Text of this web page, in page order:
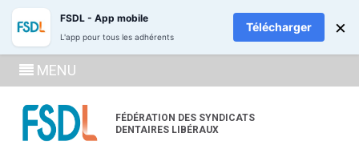
FÉDÉRATION DES SYNDICATS
DENTAIRES LIBÉRAUX
ADHÉREZ
MENU
FSDL - App mobile
L'app pour tous les adhérents
Télécharger ×